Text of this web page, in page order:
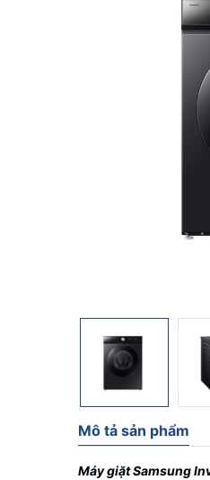
Mô tả sản phẩm
Máy giặt Samsung